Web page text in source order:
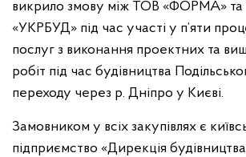
викрило змову між ТОВ «ФОРМА» та
«УКРБУД» під час участі у п’яти
послуг з виконання проектних та
робіт під час будівництва
переходу через р. Дніпро у Києві.
Замовником у всіх закупівлях є
підприємство «Дирекція